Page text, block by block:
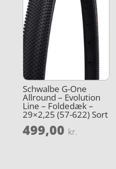
Schwalbe G-One
Allround – Evolution
Line – Foldedæk –
29×2,25 (57-622) Sort
499,00 kr.